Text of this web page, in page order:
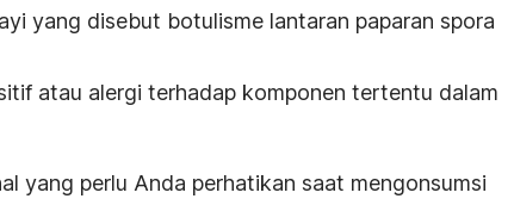
yang disebut botulisme lantaran paparan spora
atau alergi terhadap komponen tertentu dalam
yang perlu Anda perhatikan saat mengonsumsi